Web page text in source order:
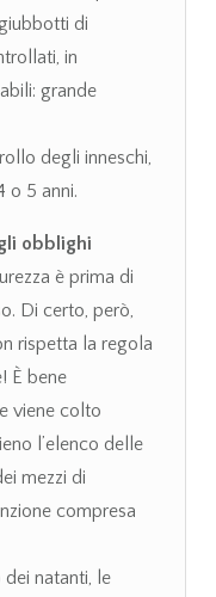
di
in
grande
degli inneschi,
o 5 anni.
obblighi
è prima di
Di certo, però,
rispetta la regola
È bene
viene colto
l’elenco delle
mezzi di
compresa
dei natanti, le